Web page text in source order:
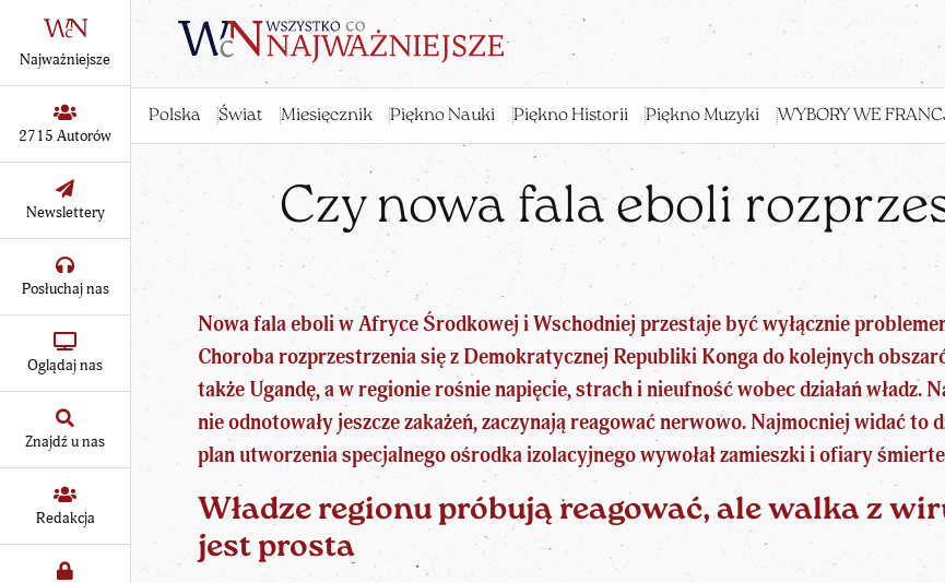
Polska Świat Miesięcznik Piękno Nauki Piękno Historii Piękno Muzyki WYBORY WE
Najważniejsze
2715 Autorów
Newslettery
Posłuchaj nas
Oglądaj nas
Znajdź u nas
Redakcja
Czy nowa fala eboli
Nowa fala eboli w Afryce Środkowej i Wschodniej przestaje być wyłącznie
Choroba rozprzestrzenia się z Demokratycznej Republiki Konga do kolejnych
także Ugandę, a wregionie rośnie napięcie, strach i nieufność wobec działań władz.
nie odnotowały jeszcze zakażeń, zaczynają reagować nerwowo. Najmocniej widać to
plan utworzenia specjalnego ośrodka izolacyjnego wywołał zamieszki i ofiary
Władze regionu próbują reagować, ale walka z
jest prosta